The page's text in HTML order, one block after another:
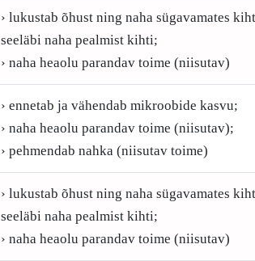
› lukustab õhust ning naha sügavamates
seeläbi naha pealmist kihti;
› naha heaolu parandav toime (niisutav)
› ennetab ja vähendab mikroobide kasvu;
› naha heaolu parandav toime (niisutav);
› pehmendab nahka (niisutav toime)
› lukustab õhust ning naha sügavamates
seeläbi naha pealmist kihti;
› naha heaolu parandav toime (niisutav)